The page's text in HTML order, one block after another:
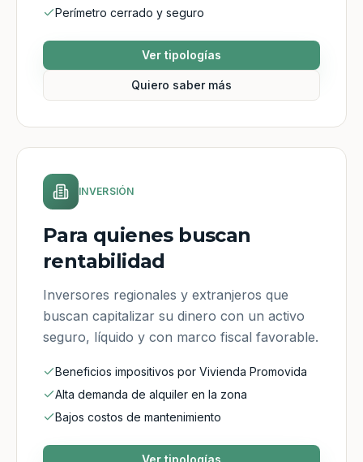
Perímetro cerrado y seguro
Ver tipologías
Quiero saber más
INVERSIÓN
Para quienes buscan
rentabilidad
Inversores regionales y extranjeros que
buscan capitalizar su dinero con un activo
seguro, líquido y con marco fiscal favorable.
Beneficios impositivos por Vivienda Promovida
Alta demanda de alquiler en la zona
Bajos costos de mantenimiento
Ver tipologías